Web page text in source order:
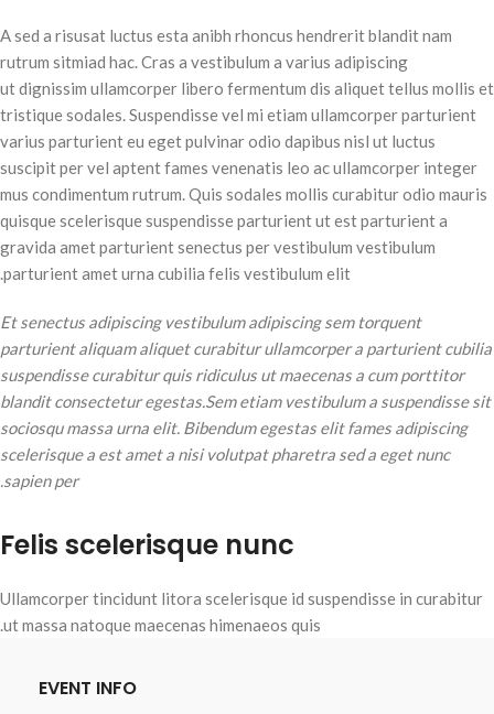
A sed a risusat luctus esta anibh rhoncus hendrerit blandit nam
rutrum sitmiad hac. Cras a vestibulum a varius adipiscing
ut dignissim ullamcorper libero fermentum dis aliquet tellus mollis et
tristique sodales. Suspendisse vel mi etiam ullamcorper parturient
varius parturient eu eget pulvinar odio dapibus nisl ut luctus
suscipit per vel aptent fames venenatis leo ac ullamcorper integer
mus condimentum rutrum. Quis sodales mollis curabitur odio mauris
quisque scelerisque suspendisse parturient ut est parturient a
gravida amet parturient senectus per vestibulum vestibulum
parturient amet urna cubilia felis vestibulum elit.
Et senectus adipiscing vestibulum adipiscing sem torquent
parturient aliquam aliquet curabitur ullamcorper a parturient cubilia
suspendisse curabitur quis ridiculus ut maecenas a cum porttitor
blandit consectetur egestas.Sem etiam vestibulum a suspendisse sit
sociosqu massa urna elit. Bibendum egestas elit fames adipiscing
scelerisque a est amet a nisi volutpat pharetra sed a eget nunc
sapien per.
Felis scelerisque nunc
Ullamcorper tincidunt litora scelerisque id suspendisse in curabitur
ut massa natoque maecenas himenaeos quis.
EVENT INFO